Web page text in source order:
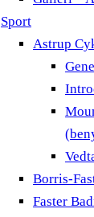
Sport
Astrup
Borris-
Faster